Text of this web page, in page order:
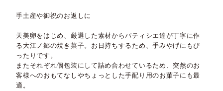
手土産や御祝のお返しに
天美卵をはじめ、厳選した素材からパティシエ達が丁寧に作
る大江ノ郷の焼き菓子。お日持ちするため、手みやげにもぴ
ったりです。
またそれぞれ個包装にして詰め合わせているため、突然のお
客様へのおもてなしやちょっとした手配り用のお菓子にも最
適。